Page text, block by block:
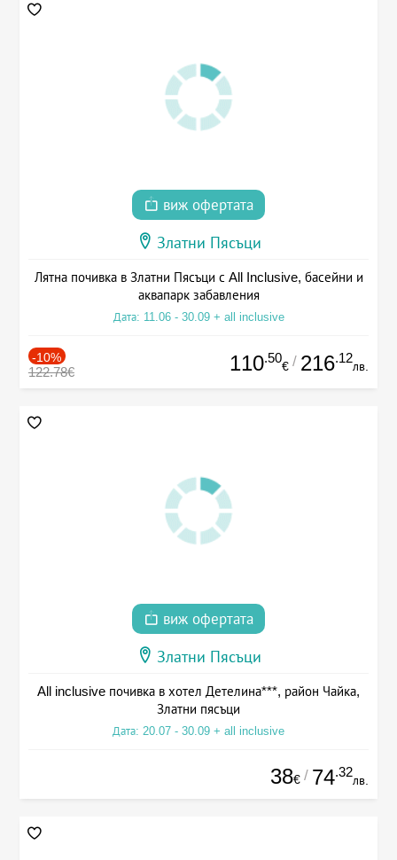
виж офертата
Златни Пясъци
Лятна почивка в Златни Пясъци с All Inclusive, басейни и
аквапарк забавления
Дата: 11.06 - 30.09 + all inclusive
-10%
122.78€ 110.50
€ / 216.12
лв.
виж офертата
Златни Пясъци
All inclusive почивка в хотел Детелина***, район Чайка,
Златни пясъци
Дата: 20.07 - 30.09 + all inclusive
38€ / 74.32
лв.